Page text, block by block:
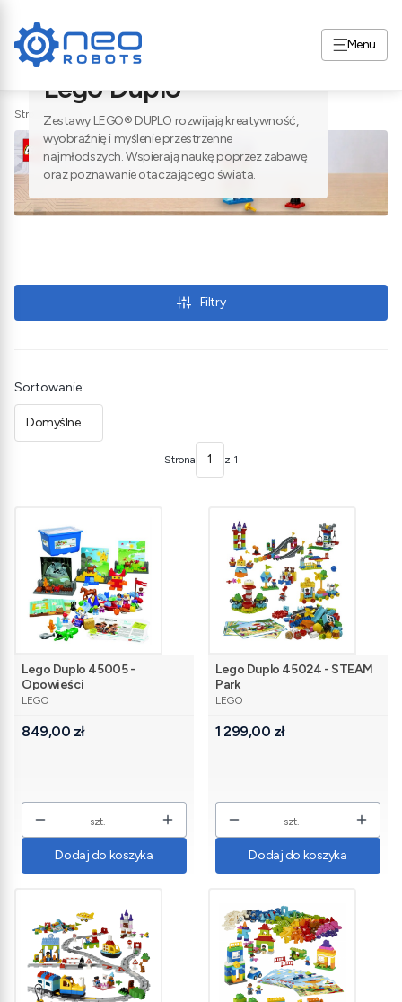
Menu
Strona główna
Liczba produktów na stronie:
Lego Duplo
Zestawy LEGO® DUPLO rozwijają kreatywność,
wyobraźnię i myślenie przestrzenne
najmłodszych. Wspierają naukę poprzez zabawę
oraz poznawanie otaczającego świata.
Filtry
Lista produktów
Sortowanie:
Domyślne
Strona z 1
Lego Duplo 45005 -
Opowieści
PRODUCENT
LEGO
Cena
849,00 zł
szt.
Dodaj do koszyka
Lego Duplo 45024 - STEAM
Park
PRODUCENT
LEGO
Cena
1 299,00 zł
szt.
Dodaj do koszyka